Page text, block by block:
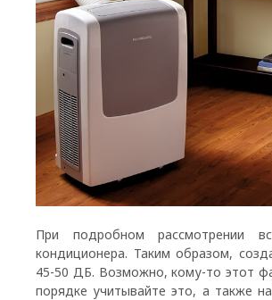
При подробном рассмотрении
кондиционера. Таким образом,
45-50 ДБ. Возможно, кому-то этот
порядке учитывайте это, а также